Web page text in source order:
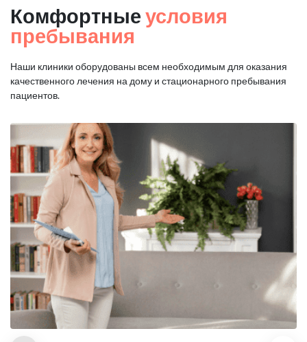
Комфортные условия
пребывания
Наши клиники оборудованы всем необходимым для оказания
качественного лечения на дому и стационарного пребывания
пациентов.